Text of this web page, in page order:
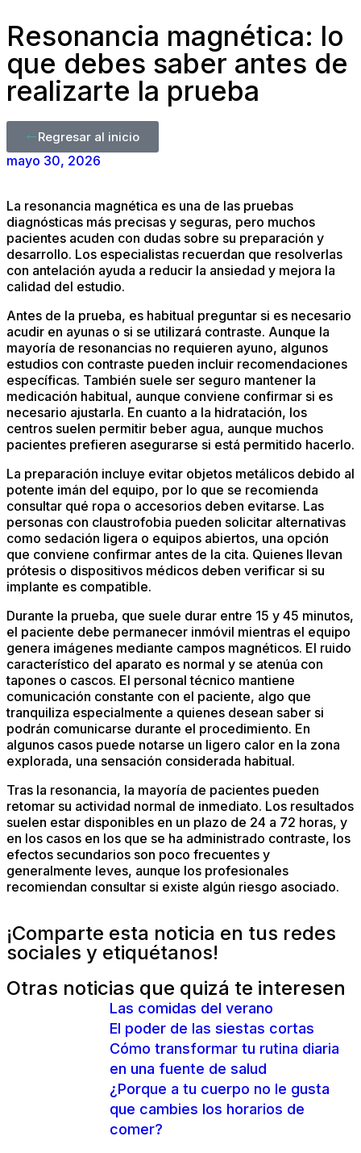
Resonancia magnética: lo
que debes saber antes de
realizarte la prueba
Regresar al inicio
mayo 30, 2026
La resonancia magnética es una de las pruebas
diagnósticas más precisas y seguras, pero muchos
pacientes acuden con dudas sobre su preparación y
desarrollo. Los especialistas recuerdan que resolverlas
con antelación ayuda a reducir la ansiedad y mejora la
calidad del estudio.
Antes de la prueba, es habitual preguntar si es necesario
acudir en ayunas o si se utilizará contraste. Aunque la
mayoría de resonancias no requieren ayuno, algunos
estudios con contraste pueden incluir recomendaciones
específicas. También suele ser seguro mantener la
medicación habitual, aunque conviene confirmar si es
necesario ajustarla. En cuanto a la hidratación, los
centros suelen permitir beber agua, aunque muchos
pacientes prefieren asegurarse si está permitido hacerlo.
La preparación incluye evitar objetos metálicos debido al
potente imán del equipo, por lo que se recomienda
consultar qué ropa o accesorios deben evitarse. Las
personas con claustrofobia pueden solicitar alternativas
como sedación ligera o equipos abiertos, una opción
que conviene confirmar antes de la cita. Quienes llevan
prótesis o dispositivos médicos deben verificar si su
implante es compatible.
Durante la prueba, que suele durar entre 15 y 45 minutos,
el paciente debe permanecer inmóvil mientras el equipo
genera imágenes mediante campos magnéticos. El ruido
característico del aparato es normal y se atenúa con
tapones o cascos. El personal técnico mantiene
comunicación constante con el paciente, algo que
tranquiliza especialmente a quienes desean saber si
podrán comunicarse durante el procedimiento. En
algunos casos puede notarse un ligero calor en la zona
explorada, una sensación considerada habitual.
Tras la resonancia, la mayoría de pacientes pueden
retomar su actividad normal de inmediato. Los resultados
suelen estar disponibles en un plazo de 24 a 72 horas, y
en los casos en los que se ha administrado contraste, los
efectos secundarios son poco frecuentes y
generalmente leves, aunque los profesionales
recomiendan consultar si existe algún riesgo asociado.
¡Comparte esta noticia en tus redes
sociales y etiquétanos!
Otras noticias que quizá te interesen
Las comidas del verano
El poder de las siestas cortas
Cómo transformar tu rutina diaria
en una fuente de salud
¿Porque a tu cuerpo no le gusta
que cambies los horarios de
comer?